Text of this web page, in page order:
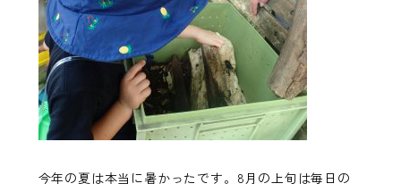
今年の夏は本当に暑かったです。8月の上旬は毎日の